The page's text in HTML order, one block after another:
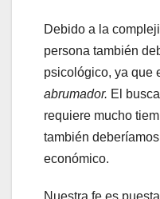
Debido a la
persona también
psicológico, ya que
abrumador. El
requiere mucho
también
económico.
Nuestra fe es